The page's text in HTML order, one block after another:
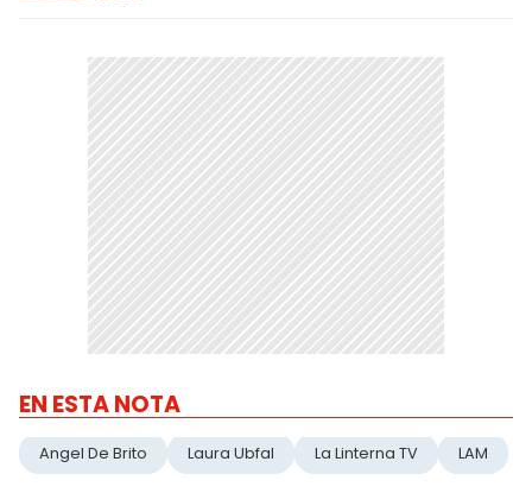
EN ESTA NOTA
Angel De Brito Laura Ubfal La Linterna TV LAM